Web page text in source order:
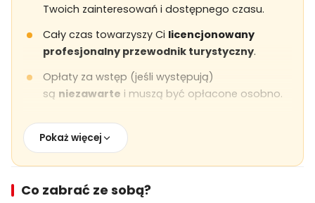
Twoich zainteresowań i dostępnego czasu.
Cały czas towarzyszy Ci licencjonowany
profesjonalny przewodnik turystyczny.
Opłaty za wstęp (jeśli występują)
są niezawarte i muszą być opłacone osobno.
Obiad jest opcjonalny i
że zaznaczone inaczej.
nierównymi ścieżkami.
Pokaż więcej
Co zabrać ze sobą?